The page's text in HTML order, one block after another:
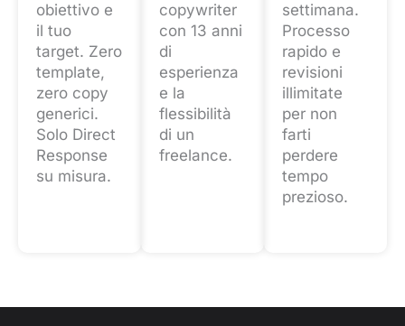
obiettivo e
il tuo
target. Zero
template,
zero copy
generici.
Solo Direct
Response
su misura.
copywriter
con 13 anni
di
esperienza
e la
flessibilità
di un
freelance.
settimana.
Processo
rapido e
revisioni
illimitate
per non
farti
perdere
tempo
prezioso.